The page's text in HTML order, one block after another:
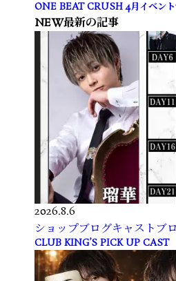
ONE BEAT CRUSH 4月イベント
NEW最新の記事
2026.8.6
ショップブログキャストブ
CLUB KING’S PICK UP CAST